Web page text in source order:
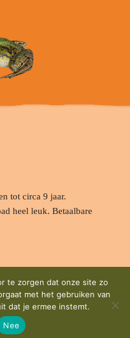
tot circa 9 jaar.
heel leuk. Betaalbare
te moeten
te zorgen dat onze site zo
met het gebruiken van
dat je ermee instemt.
Nee